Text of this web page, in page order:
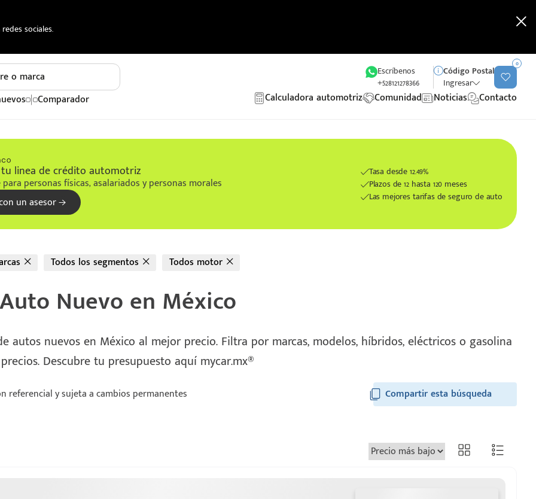
sociales.
o marca
Escríbenos
+528121278366
Código Postal
Ingresar
0
Comparador Calculadora automotriz Comunidad Noticias Contacto
linea de crédito automotriz
personas físicas, asalariados y personas morales
un asesor
Tasa desde 12.49%
Plazos de 12 hasta 120 meses
Las mejores tarifas de seguro de auto
Todos los segmentos Todos motor
Nuevo en México
autos nuevos en México al mejor precio. Filtra por marcas, modelos, híbridos, eléctricos o gasolina
Descubre tu presupuesto aquí mycar.mx®
referencial y sujeta a cambios permanentes